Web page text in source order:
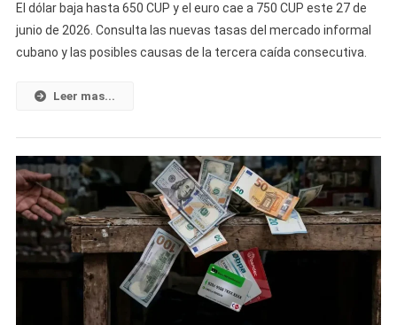
Cayendo!
El
Dólar,
La
MLC
Vuelven
A
Bajar
Con
Fuerza
En
El
El dólar baja hasta 650 CUP y el euro cae a 750 CUP este 27 de
junio de 2026. Consulta las nuevas tasas del mercado informal
cubano y las posibles causas de la tercera caída consecutiva.
Leer mas...